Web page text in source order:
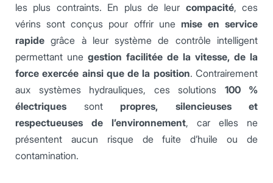
les plus contraints. En plus de leur compacité, ces
vérins sont conçus pour offrir une mise en service
rapide grâce à leur système de contrôle intelligent
permettant une gestion facilitée de la vitesse, de la
force exercée ainsi que de la position. Contrairement
aux systèmes hydrauliques, ces solutions 100 %
électriques sont propres, silencieuses et
respectueuses de l’environnement, car elles ne
présentent aucun risque de fuite d’huile ou de
contamination.